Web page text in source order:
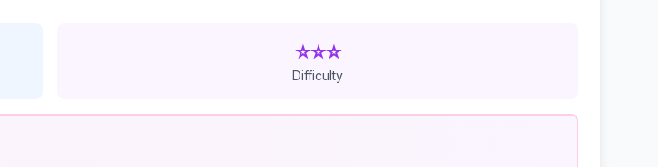
⭐⭐⭐
Difficulty